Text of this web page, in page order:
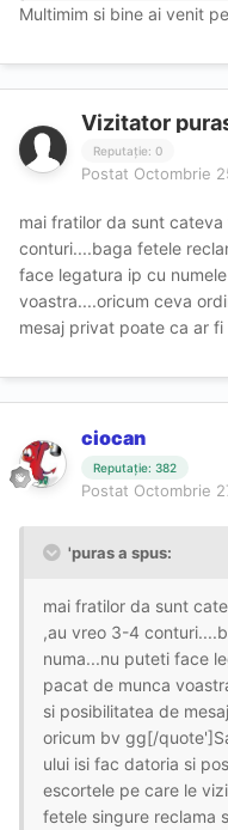
Multimim si bine ai venit
Vizitator
Reputație: 0
Postat Octombrie
mai fratilor da sunt
conturi....baga fetele
face legatura ip cu
voastra....oricum ceva
mesaj privat poate ca ar
ciocan
Reputație: 382
Postat Octombrie
'puras a spus:
mai fratilor da sunt
,au vreo 3-4
numa...nu puteti face
pacat de munca
si posibilitatea de
oricum bv gg[/
ului isi fac datoria si
escortele pe care le
fetele singure reclama